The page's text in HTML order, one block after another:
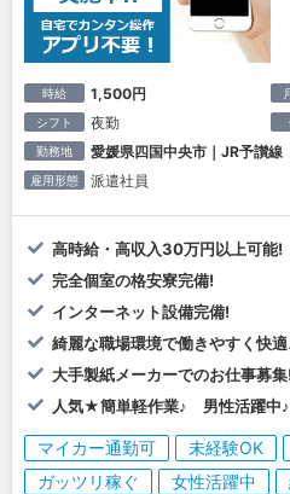
時給 1,500円
シフト 夜勤
勤務地 愛媛県四国中央市｜JR予讃
雇用形態 派遣社員
高時給・高収入30万円以上可能!
完全個室の格安寮完備!
インターネット設備完備!
綺麗な職場環境で働きやすく快適
大手製紙メーカーでのお仕事募集!
人気★簡単軽作業♪ 男性活躍中♪
マイカー通勤可 未経験OK
ガッツリ稼ぐ
女性活躍中